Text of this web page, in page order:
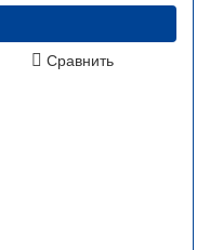
Сравнить